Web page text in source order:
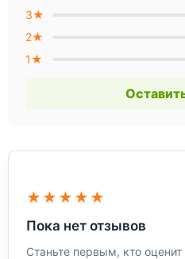
3★
2★
1★
★★★★★
Пока нет отзывов
Станьте первым, кто оценит